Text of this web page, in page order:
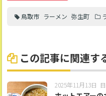
鳥取市 ラーメン 弥生町
この記事に関連す
2025年11月13日